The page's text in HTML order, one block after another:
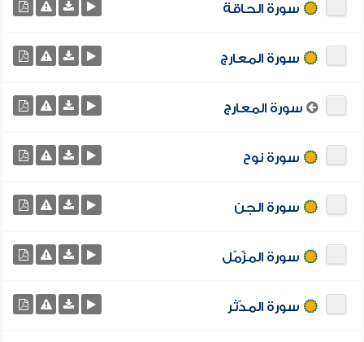
سورة الحاقة
سورة المعارج
سورة المعارج
سورة نوح
سورة الجن
سورة المزّمّل
سورة المدّثر